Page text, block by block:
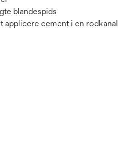
blandespids
applicere cement i en rodkanal